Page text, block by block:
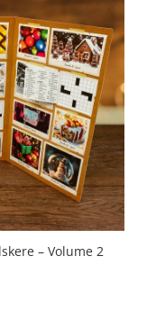
– Volume 2